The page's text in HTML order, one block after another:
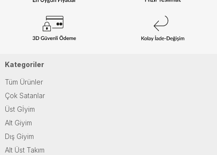
Kategoriler
Tüm Ürünler
Çok Satanlar
Üst Gİyim
Alt Giyim
Dış Giyim
Alt Üst Takım